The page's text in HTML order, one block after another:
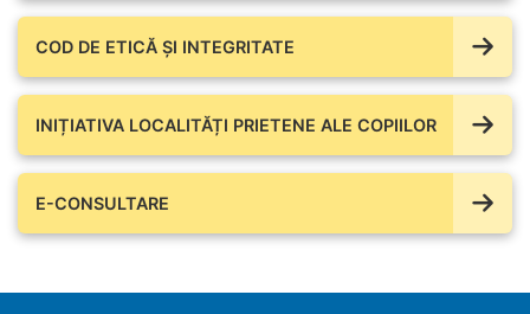
COD DE ETICĂ ȘI INTEGRITATE
INIȚIATIVA LOCALITĂȚI PRIETENE ALE COPIILOR
E-CONSULTARE